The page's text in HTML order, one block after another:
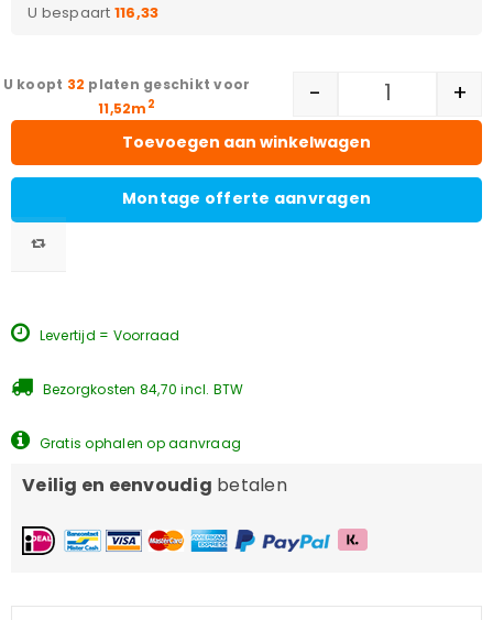
U bespaart 116,33
- +
Toevoegen aan winkelwagen
Montage offerte aanvragen
32 platen geschikt voor
11,52m 2
Levertijd = Voorraad
Bezorgkosten 84,70 incl. BTW
Gratis ophalen op aanvraag
Veilig en eenvoudig betalen